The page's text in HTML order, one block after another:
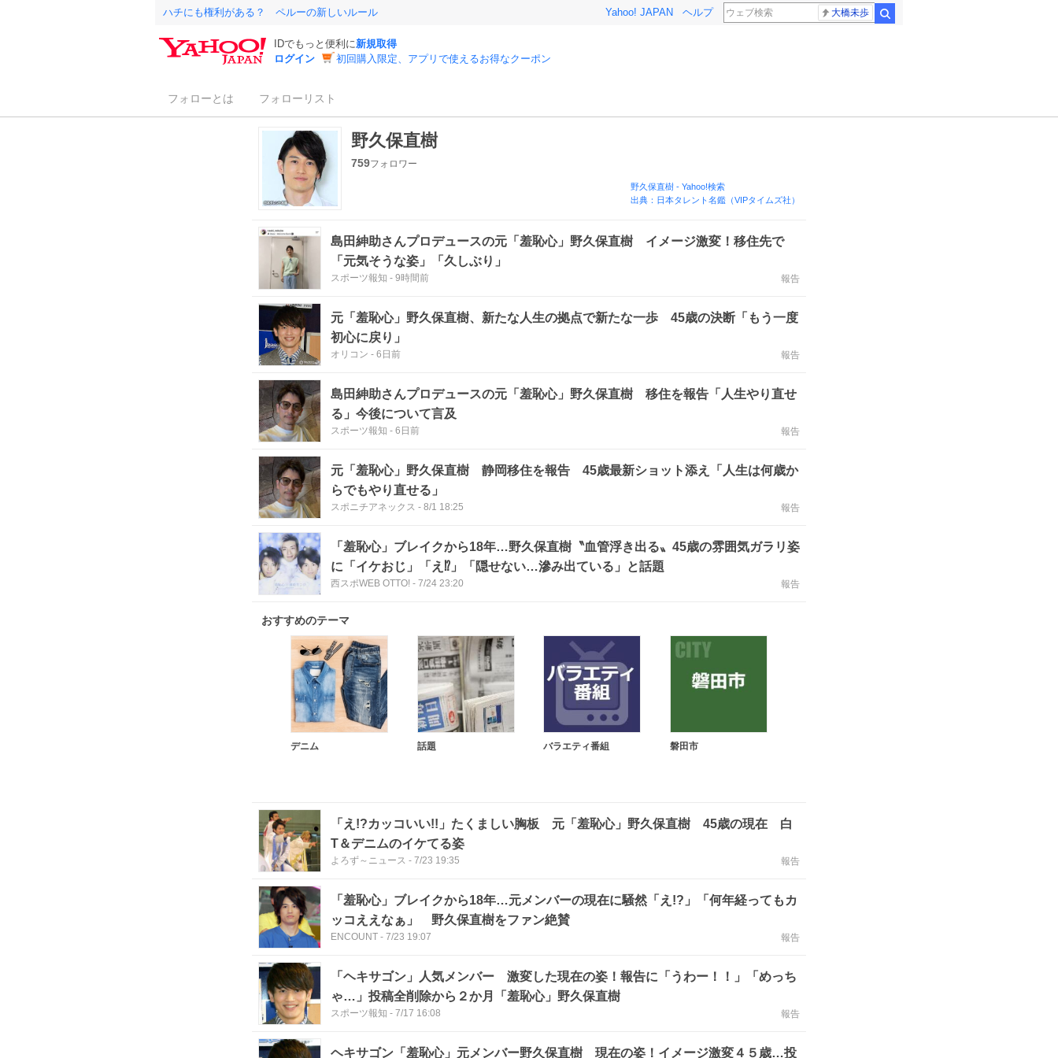
ハチにも権利がある？ ペルーの新しいルール Yahoo! JAPAN ヘルプ 大橋未歩
IDでもっと便利に新規取得
ログイン
初回購入限定、アプリで使えるお得なクーポン
フォローとは フォローリスト
野久保直樹
759フォロワー
野久保直樹 - Yahoo!検索
出典：日本タレント名鑑（VIPタイムズ社）
島田紳助さんプロデュースの元「羞恥心」野久保直樹 イメージ激変！移住先で
「元気そうな姿」「久しぶり」
スポーツ報知 - 9時間前 報告
元「羞恥心」野久保直樹、新たな人生の拠点で新たな一歩 45歳の決断「もう一度
初心に戻り」
オリコン - 6日前 報告
島田紳助さんプロデュースの元「羞恥心」野久保直樹 移住を報告「人生やり直せ
る」今後について言及
スポーツ報知 - 6日前 報告
元「羞恥心」野久保直樹 静岡移住を報告 45歳最新ショット添え「人生は何歳か
らでもやり直せる」
スポニチアネックス - 8/1 18:25 報告
「羞恥心」ブレイクから18年…野久保直樹〝血管浮き出る〟45歳の雰囲気ガラリ姿
に「イケおじ」「え⁉」「隠せない…滲み出ている」と話題
西スポWEB OTTO! - 7/24 23:20 報告
おすすめのテーマ
デニム 話題 バラエティ番組 磐田市
「え!?カッコいい!!」たくましい胸板 元「羞恥心」野久保直樹 45歳の現在 白
T＆デニムのイケてる姿
よろず～ニュース - 7/23 19:35 報告
「羞恥心」ブレイクから18年…元メンバーの現在に騒然「え!?」「何年経ってもカ
ッコええなぁ」 野久保直樹をファン絶賛
ENCOUNT - 7/23 19:07 報告
「ヘキサゴン」人気メンバー 激変した現在の姿！報告に「うわー！！」「めっち
ゃ…」投稿全削除から２か月「羞恥心」野久保直樹
スポーツ報知 - 7/17 16:08 報告
ヘキサゴン「羞恥心」元メンバー野久保直樹 現在の姿！イメージ激変４５歳…投